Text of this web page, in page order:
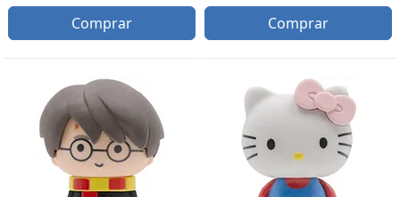
Comprar
Comprar